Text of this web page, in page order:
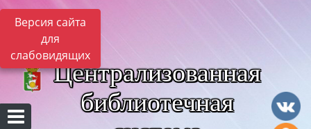
Версия сайта
для
слабовидящих
Централизованная
библиотечная